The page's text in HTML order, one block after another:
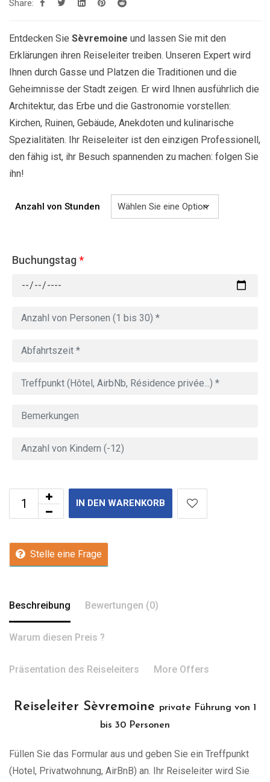
Share:
Entdecken Sie Sèvremoine und lassen Sie mit den
Erklärungen ihren Reiseleiter treiben. Unseren Expert wird
Ihnen durch Gasse und Platzen die Traditionen und die
Geheimnisse der Stadt zeigen. Er wird Ihnen ausführlich die
Architektur, das Erbe und die Gastronomie vorstellen:
Kirchen, Ruinen, Gebäude, Anekdoten und kulinarische
Spezialitäten. Ihr Reiseleiter ist den einzigen Professionell,
den fähig ist, ihr Besuch spannenden zu machen: folgen Sie
ihn!
Anzahl von Stunden
Buchungstag*
IN DEN WARENKORB
Stelle eine Frage
Beschreibung Bewertungen (0)
Warum diesen Preis ?
Präsentation des Reiseleiters More Offers
Reiseleiter Sèvremoine private Führung von 1
bis 30 Personen
Füllen Sie das Formular aus und geben Sie ein Treffpunkt
(Hotel, Privatwohnung, AirBnB) an. Ihr Reiseleiter wird Sie